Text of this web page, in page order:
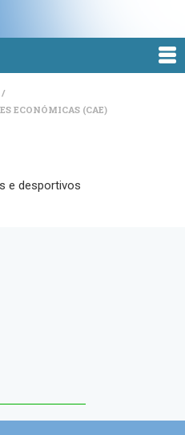
ECONÓMICAS (CAE)
e desportivos